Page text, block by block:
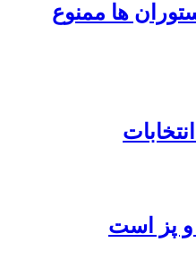
ها ممنوع
و پز است